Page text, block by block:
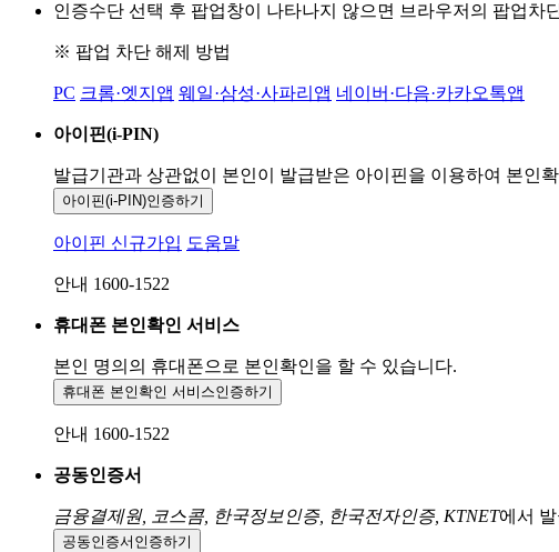
인증수단 선택 후 팝업창이 나타나지 않으면 브라우저의 팝업차
※ 팝업 차단 해제 방법
PC 크롬·엣지앱 웨일·삼성·사파리앱 네이버·다음·카카오톡앱
아이핀(i-PIN)
발급기관과 상관없이 본인이 발급받은 아이핀을 이용하여 본인
아이핀(i-PIN)인증하기
아이핀 신규가입 도움말
안내 1600-1522
휴대폰 본인확인 서비스
본인 명의의 휴대폰으로 본인확인을 할 수 있습니다.
휴대폰 본인확인 서비스인증하기
안내 1600-1522
공동인증서
금융결제원, 코스콤, 한국정보인증, 한국전자인증, KTNET에서
공동인증서 인증하기